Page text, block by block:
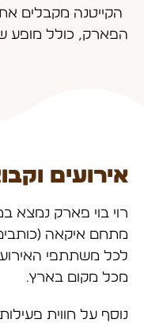
הקייטנה מקבלים
הפארק, כולל מופע
אירועים
רוי בוי פארק נמצא
מתחם איקאה
לכל משתתפי האירוע
מכל מקום בארץ.
נוסף על חווית